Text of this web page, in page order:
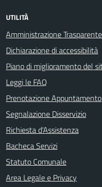
UTILITÀ
Amministrazione Trasparente
Dichiarazione di accessibilità
Piano di miglioramento del
Leggi le FAQ
Prenotazione Appuntamento
Segnalazione Disservizio
Richiesta d'Assistenza
Bacheca Servizi
Statuto Comunale
Area Legale e Privacy